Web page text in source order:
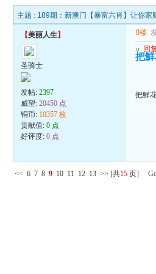
主题 : 189期：新澳门【暴富六肖】让你家
【美丽人生】
圣骑士
发帖:2397
威望:20450 点
铜币: 10357 枚
贡献值:0 点
好评度:0 点
8楼
u 回
把
把鮮
<< 6 7 8 9 10 11 12 13 >> [共15 页]